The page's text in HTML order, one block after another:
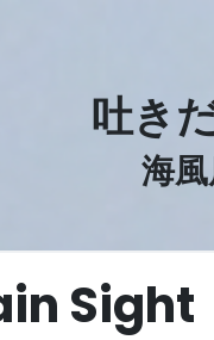
吐き
海
Sight